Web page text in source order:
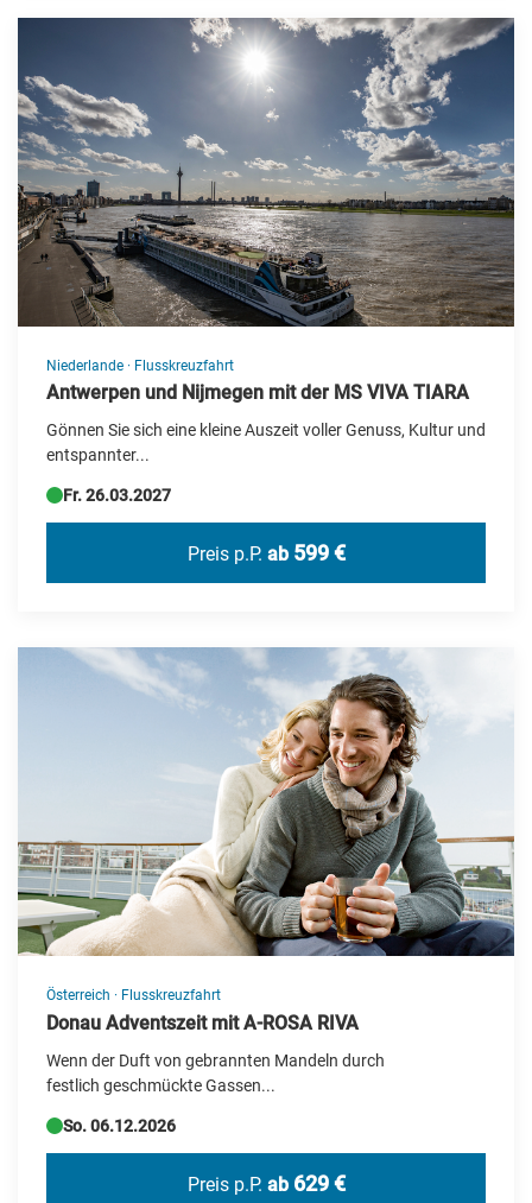
China
Dänemark
Estland
Finnland
Frankreich
Griechenland
Großbritannien
Irland
Island
Italien
Kanada
Karibik
Litauen
Nepal
Niederlande
Norwegen
Polen
Portugal
Rumänien
Schweden
Niederlande · Flusskreuzfahrt
Antwerpen und Nijmegen mit der MS VIVA TIARA
Gönnen Sie sich eine kleine Auszeit voller Genuss, Kultur und
entspannter...
Fr. 26.03.2027
Preis p.P. ab 599 €
Österreich · Flusskreuzfahrt
Donau Adventszeit mit A-ROSA RIVA
Wenn der Duft von gebrannten Mandeln durch
festlich geschmückte Gassen...
So. 06.12.2026
Preis p.P. ab 629 €